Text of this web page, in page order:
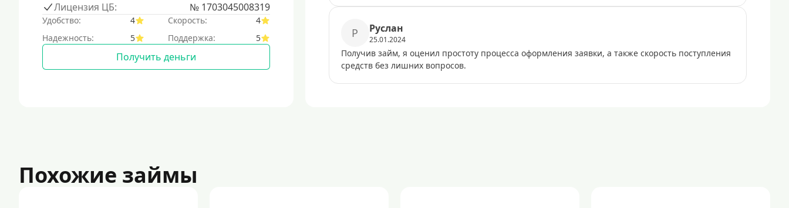
Лицензия ЦБ:
№ 1703045008319
Удобство: 4 Скорость:
4
Надежность:
5 Поддержка: 5
Получить деньги
Р Руслан
25.01.2024
Получив займ, я оценил простоту процесса оформления заявки, а также скорость поступления
средств без лишних вопросов.
Похожие займы